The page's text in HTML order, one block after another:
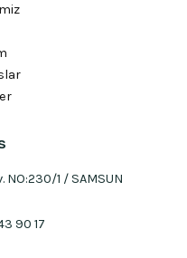
NO:230/1 / SAMSUN
90 17